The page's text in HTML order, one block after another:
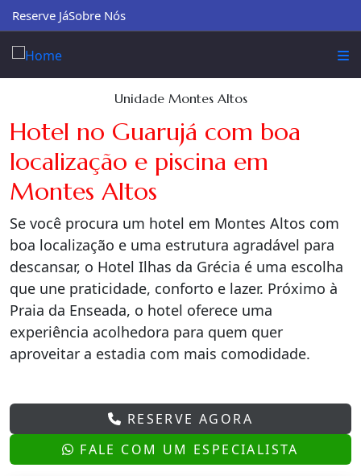
Reserve JáSobre Nós
Unidade Montes Altos
Hotel no Guarujá com boa
localização e piscina em
Montes Altos
Se você procura um hotel em Montes Altos com
boa localização e uma estrutura agradável para
descansar, o Hotel Ilhas da Grécia é uma escolha
que une praticidade, conforto e lazer. Próximo à
Praia da Enseada, o hotel oferece uma
experiência acolhedora para quem quer
aproveitar a estadia com mais comodidade.
RESERVE AGORA
FALE COM UM ESPECIALISTA